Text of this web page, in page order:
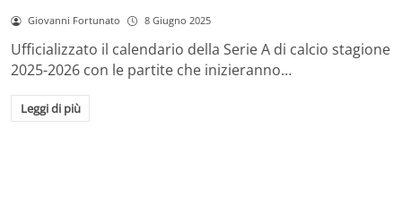
Giovanni Fortunato 8 Giugno 2025
Ufficializzato il calendario della Serie A di calcio stagione
2025-2026 con le partite che inizieranno…
Leggi di più